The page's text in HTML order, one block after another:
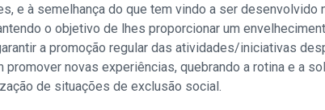
e à semelhança do que tem vindo a ser desenvolvido
o objetivo de lhes proporcionar um
a promoção regular das atividades/iniciativas
promover novas experiências, quebrando a rotina e a
de situações de exclusão social.